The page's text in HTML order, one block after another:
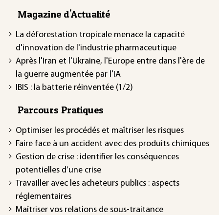
Magazine d'Actualité
La déforestation tropicale menace la capacité
d'innovation de l'industrie pharmaceutique
Après l'Iran et l'Ukraine, l'Europe entre dans l'ère de
la guerre augmentée par l'IA
IBIS : la batterie réinventée (1/2)
Parcours Pratiques
Optimiser les procédés et maîtriser les risques
Faire face à un accident avec des produits chimiques
Gestion de crise : identifier les conséquences
potentielles d’une crise
Travailler avec les acheteurs publics : aspects
réglementaires
Maîtriser vos relations de sous-traitance